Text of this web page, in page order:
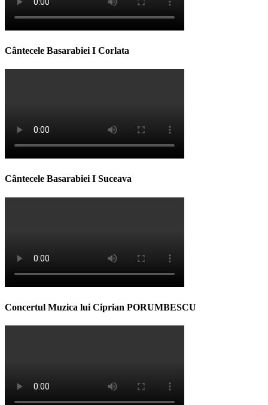
Cântecele Basarabiei I Corlata
Cântecele Basarabiei I Suceava
Concertul Muzica lui Ciprian PORUMBESCU